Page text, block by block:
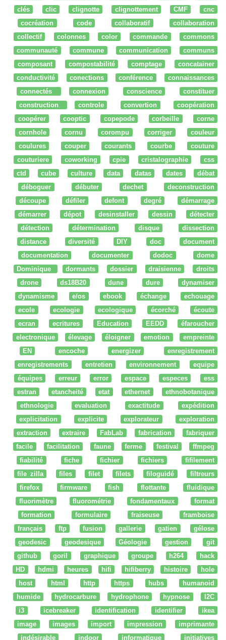
clés
clic clignotte clignottement CMF
cnc
cocréation
code collaboratif
collaboration
collectif
colonnes color commande
commons
communauté
commune communication
communs
composant
compostabilité comptage
concatainer
conductivité
conections conférence
connaissances
connectés
connexion conscience
constituer
construction
controle convertion
coopération
coopérer
cooptic copepode corbeille
corne
cornhole
cornu corompu corriger
couleur
coulures
couper courants courbe
couture
couturiere
coworking cpie cristalographie
css
ctd
cube culture data datas dates
débat
déboguer
débuter dechet
deconstruction
découpe
défiler defont degré
démarrage
démarrer
dépot desinstaller dessin
détecter
détection
détermination disque
dissection
distance
diversité DIY doc
document
documentation
documenter dodoc
dome
Dominique
dormants dossier draisienne
droits
drone
ds18B20 dune dure
dynamiser
dynamisme
e/os ebook échange
echouage
ecole
ecologie ecologique écorché
écoute
ecran
ecritures Education EEDD
éfaroucher
electronique
élevage éloigner emotion
empreinte
EN
encoche energizer
enregistrement
enregistrements
entretien environnement
equipe
équipes
erreur error espace especes
ess
estran
etancheité etat ethernet
ethnobotanique
ethnologie
evaluation exactitude
expédition
explicitation
explicite explorateur
exploration
extraction
extraire FabLab fabrication
fabriquer
facile
facilitation faune ferme festival
ffmpeg
fiabilité
fiche fichier fichiers
fifilement
file zilla
files filet filets filoguidé
filtreurs
firefox
firmware fish flottante
fluidique
fluorimètre
fluorométrie fondamentaux
format
formation
formulaire fraiseuse
framboise
français
ftp fusion gallerie gatien
gélose
geodesic
geodesique Géologie gestion
git
github
goril graphique groupe h264
hack
HD
hdmi heures hifi hifiberry histoire
hole
host
html http https hubs
humanoid
humide
hydrocarbure hydrophone hypnose
I2C
i3
icebreaker identification identifier
ikea
image
images import impression
imprimante
indésirable
indoor informatique initiatives